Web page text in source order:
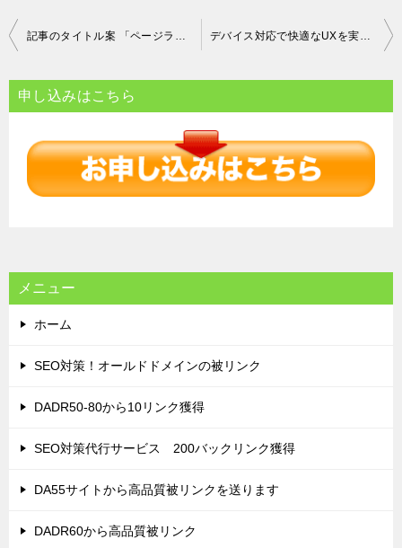
投
ナ
記事のタイトル案 「ページランク伝達の機能と最適な活用法 利点と課題を徹底解説」 デバイス対応で快適なUXを実現！ユーザーエクスペリエンス向上のためのデザイン戦略
申し込みはこちら
メニュー
ホーム
SEO対策！オールドドメインの被リンク
DADR50-80から10リンク獲得
SEO対策代行サービス 200バックリンク獲得
DA55サイトから高品質被リンクを送ります
DADR60から高品質被リンク